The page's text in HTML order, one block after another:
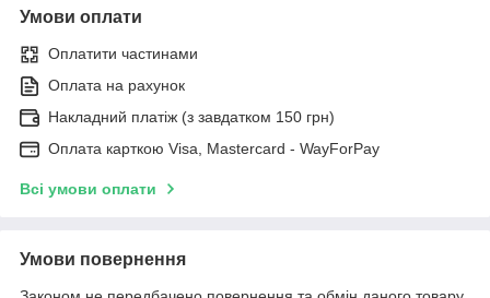
Умови оплати
Оплатити частинами
Оплата на рахунок
Накладний платіж (з завдатком 150 грн)
Оплата карткою Visa, Mastercard - WayForPay
Всі умови оплати
Умови повернення